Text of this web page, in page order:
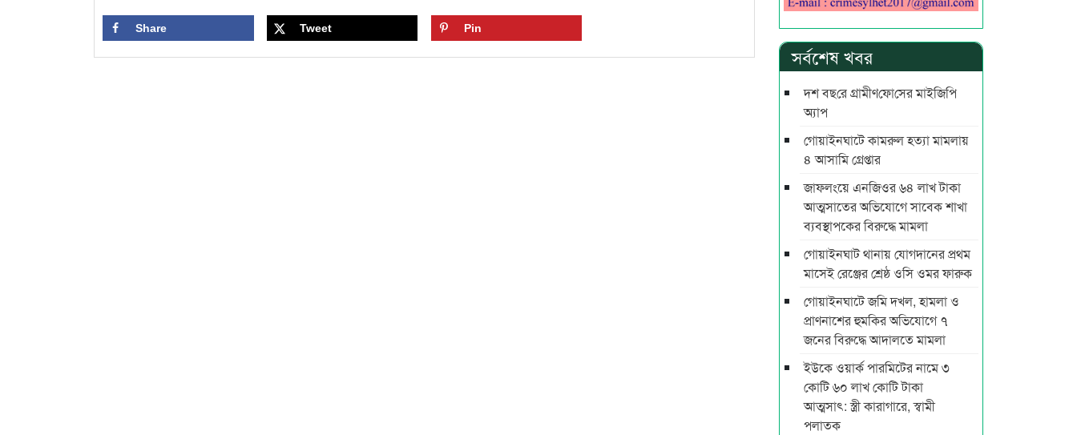
Share Tweet Pin
সর্বশেষ খবর
দশ বছ‌রে গ্রামীণ‌ফো‌সের মাইজিপি
অ্যাপ
গোয়াইনঘাটে কামরুল হত্যা মামলায়
৪ আসামি গ্রেপ্তার
জাফলংয়ে এনজিওর ৬৪ লাখ টাকা
আত্মসাতের অভিযোগে সাবেক শাখা
ব্যবস্থাপকের বিরুদ্ধে মামলা
গোয়াইনঘাট থানায় যোগদানের প্রথম
মাসেই রেঞ্জের শ্রেষ্ঠ ওসি ওমর ফারুক
গোয়াইনঘাটে জমি দখল, হামলা ও
প্রাণনাশের হুমকির অভিযোগে ৭
জনের বিরুদ্ধে আদালতে মামলা
ইউকে ওয়ার্ক পারমিটের নামে ৩
কোটি ৬০ লাখ কোটি টাকা
আত্মসাৎ: স্ত্রী কারাগারে, স্বামী
পলাতক